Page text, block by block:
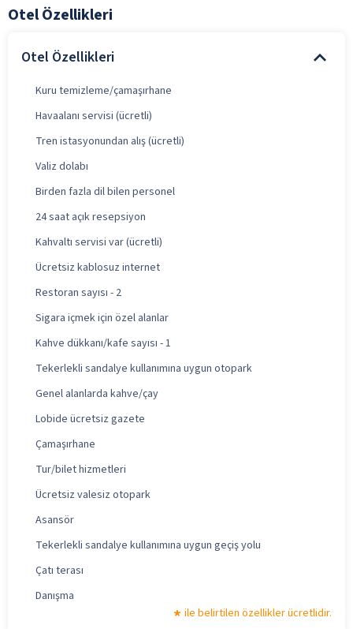
Otel Özellikleri
Otel Özellikleri
Kuru temizleme/çamaşırhane
Havaalanı servisi (ücretli)
Tren istasyonundan alış (ücretli)
Valiz dolabı
Birden fazla dil bilen personel
24 saat açık resepsiyon
Kahvaltı servisi var (ücretli)
Ücretsiz kablosuz internet
Restoran sayısı - 2
Sigara içmek için özel alanlar
Kahve dükkanı/kafe sayısı - 1
Tekerlekli sandalye kullanımına uygun otopark
Genel alanlarda kahve/çay
Lobide ücretsiz gazete
Çamaşırhane
Tur/bilet hizmetleri
Ücretsiz valesiz otopark
Asansör
Tekerlekli sandalye kullanımına uygun geçiş yolu
Çatı terası
Danışma
ile belirtilen özellikler ücretlidir.